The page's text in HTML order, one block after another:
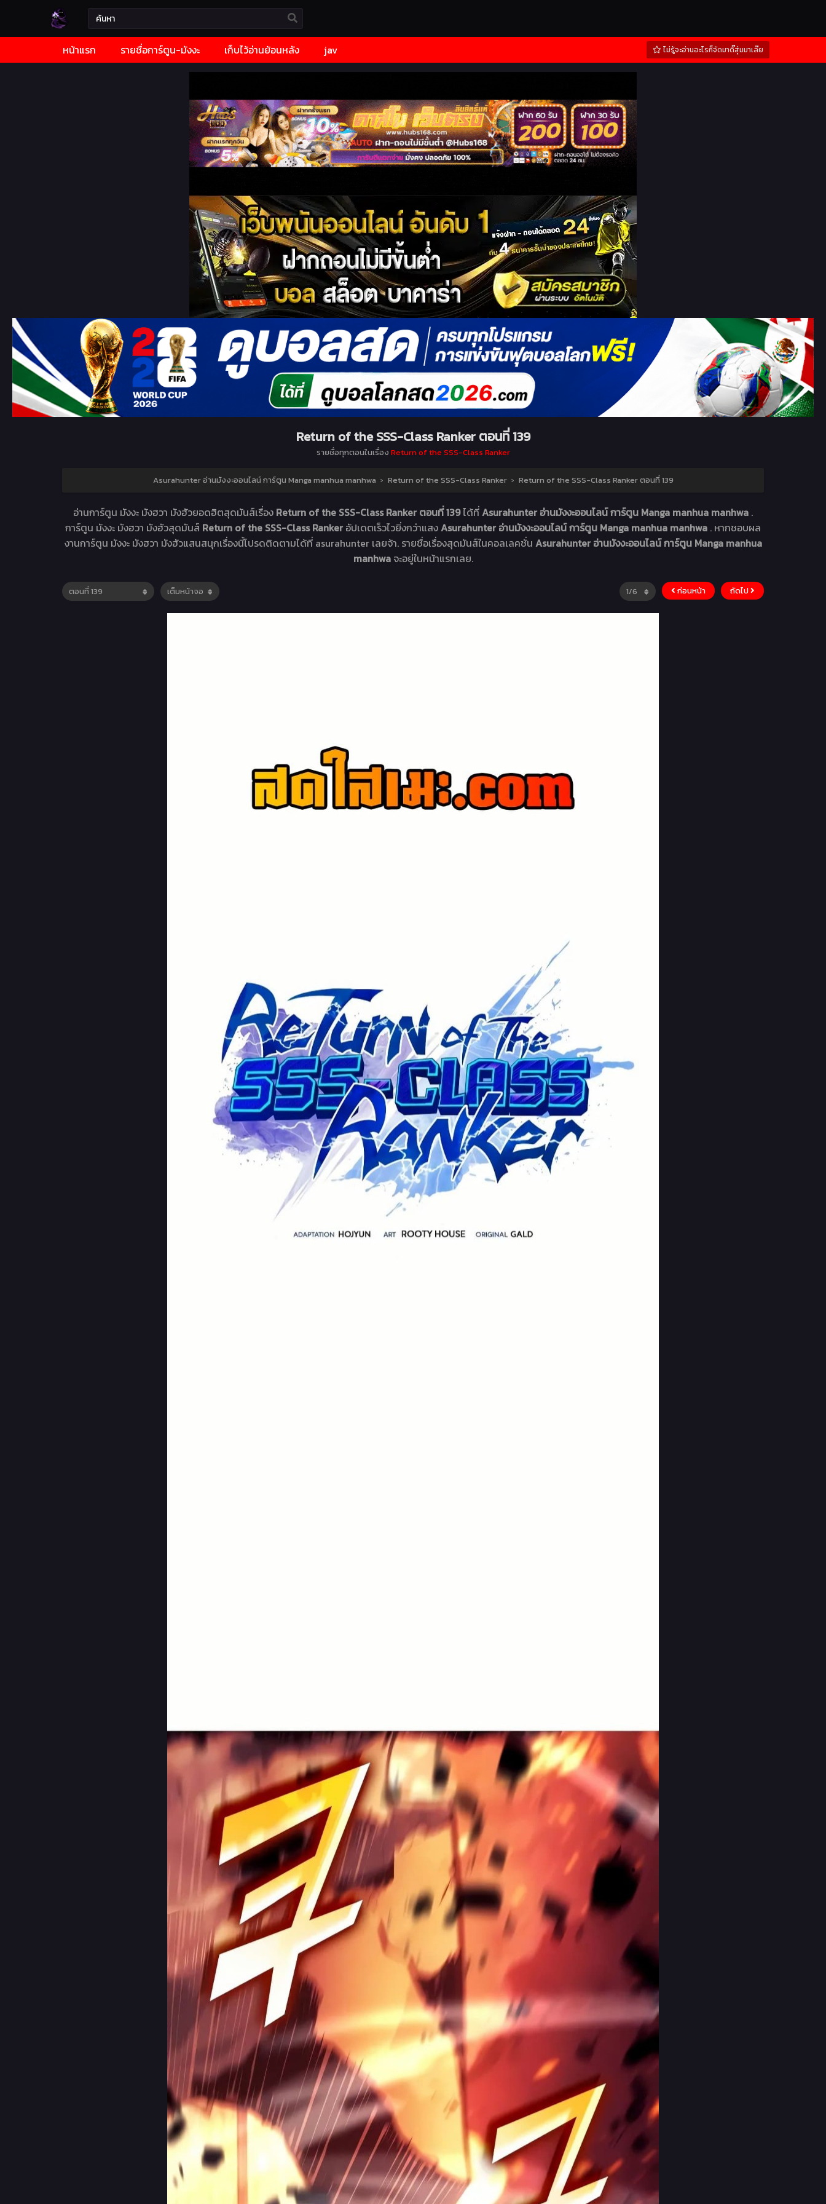
หน้าแรก รายชื่อการ์ตูน-มังงะ เก็บไว้อ่านย้อนหลัง jav ไม่รู้จะอ่านอะไรก็จัดมาดิ๊สุ่มมาเล๊ย
Return of the SSS-Class Ranker ตอนที่ 139
รายชื่อทุกตอนในเรื่อง Return of the SSS-Class Ranker
Asurahunter อ่านมังงะออนไลน์ การ์ตูน Manga manhua manhwa › Return of the SSS-Class Ranker › Return of the SSS-Class Ranker ตอนที่ 139
อ่านการ์ตูน มังงะ มังฮวา มังฮัวยอดฮิตสุดมันส์เรื่อง Return of the SSS-Class Ranker ตอนที่ 139ได้ที่Asurahunter อ่านมังงะออนไลน์ การ์ตูน Manga manhua manhwa .
การ์ตูน มังงะ มังฮวา มังฮัวสุดมันส์ Return of the SSS-Class Ranker อัปเดตเร็วไวยิ่งกว่าแสงAsurahunter อ่านมังงะออนไลน์ การ์ตูน Manga manhua manhwa . หากชอบผล
งานการ์ตูน มังงะ มังฮวา มังฮัวแสนสนุกเรื่องนี้โปรดติดตามได้ที่ asurahunter เลยจ้า. รายชื่อเรื่องสุดมันส์ในคอลเลคชั่น Asurahunter อ่านมังงะออนไลน์ การ์ตูน Manga manhua
manhwa จะอยู่ในหน้าแรกเลย.
ก่อนหน้า ถัดไป